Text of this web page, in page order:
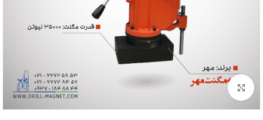
برای بزرگنمایی کلیک کنید